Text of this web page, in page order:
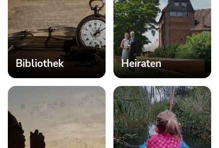
Bibliothek Heiraten